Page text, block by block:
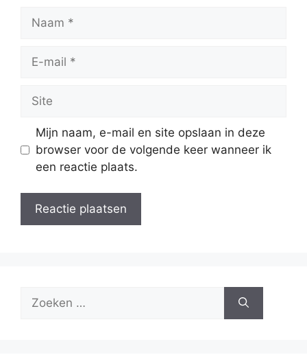
mail
Mijn naam, e-mail en site opslaan in deze
browser voor de volgende keer wanneer ik
een reactie plaats.
Zoek